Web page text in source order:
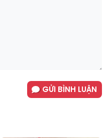
GỬI BÌNH LUẬN